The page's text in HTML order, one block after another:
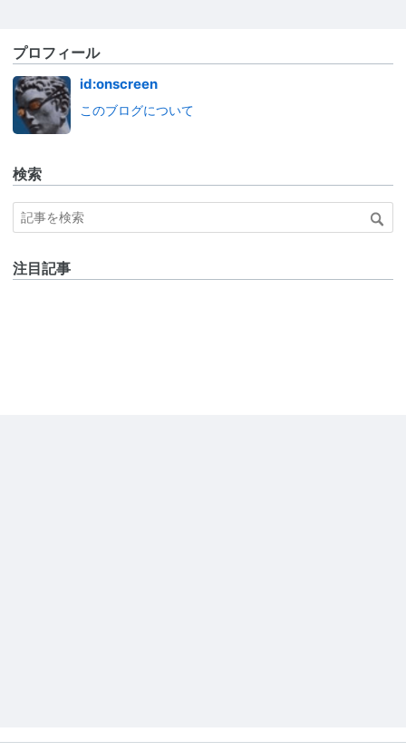
プロフィール
id:onscreen
このブログについて
検索
注目記事